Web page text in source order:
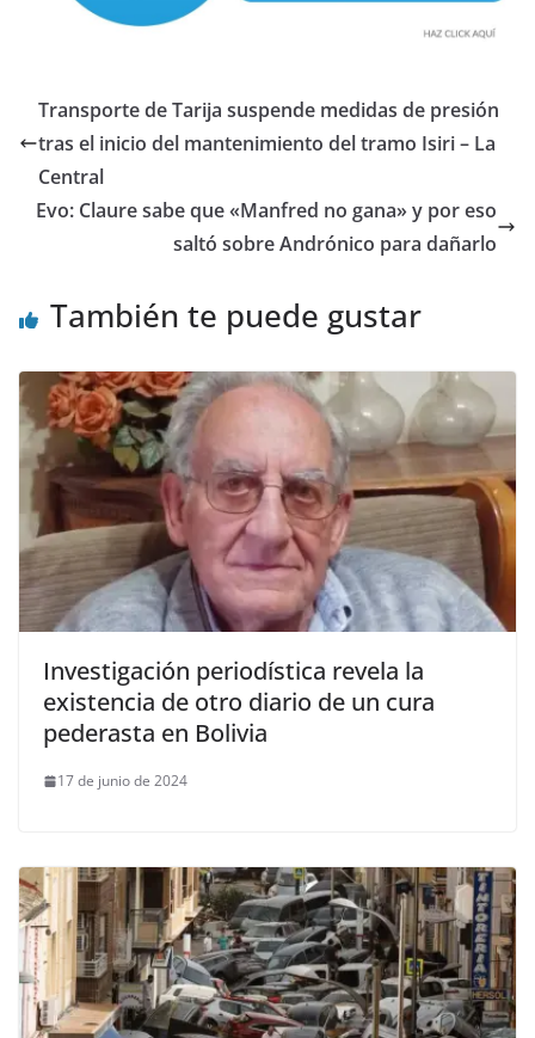
Transporte de Tarija suspende medidas de presión
tras el inicio del mantenimiento del tramo Isiri – La
Central
Evo: Claure sabe que «Manfred no gana» y por eso
saltó sobre Andrónico para dañarlo
También te puede gustar
Investigación periodística revela la
existencia de otro diario de un cura
pederasta en Bolivia
17 de junio de 2024